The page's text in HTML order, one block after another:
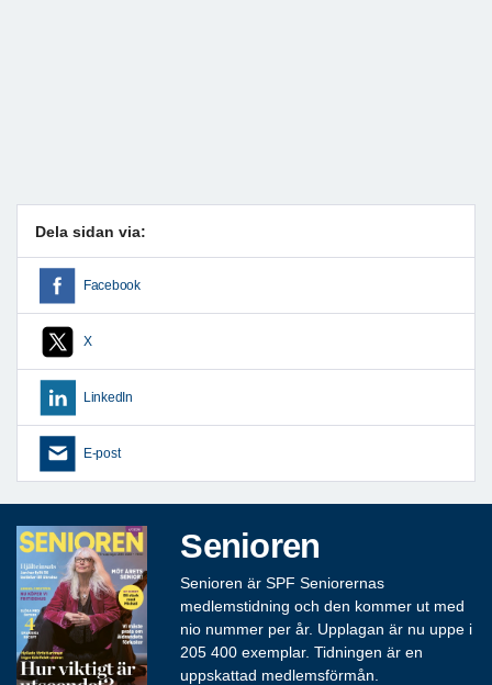
Dela sidan via:
Facebook
X
LinkedIn
E-post
Senioren
Senioren är SPF Seniorernas
medlemstidning och den kommer ut med
nio nummer per år. Upplagan är nu uppe i
205 400 exemplar. Tidningen är en
uppskattad medlemsförmån.